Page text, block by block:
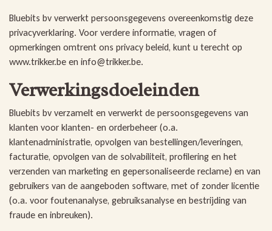
Bluebits bv verwerkt persoonsgegevens overeenkomstig deze
privacyverklaring. Voor verdere informatie, vragen of
opmerkingen omtrent ons privacy beleid, kunt u terecht op
www.trikker.be en info@trikker.be.
Verwerkingsdoeleinden
Bluebits bv verzamelt en verwerkt de persoonsgegevens van
klanten voor klanten- en orderbeheer (o.a.
klantenadministratie, opvolgen van bestellingen/leveringen,
facturatie, opvolgen van de solvabiliteit, profilering en het
verzenden van marketing en gepersonaliseerde reclame) en van
gebruikers van de aangeboden software, met of zonder licentie
(o.a. voor foutenanalyse, gebruiksanalyse en bestrijding van
fraude en inbreuken).